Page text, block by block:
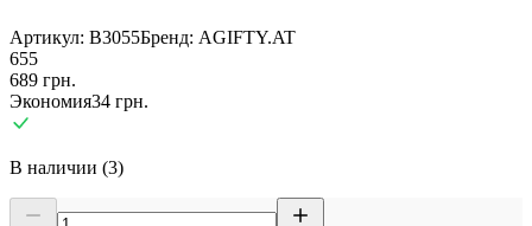
Артикул: B3055Бренд: AGIFTY.AT
655
689 грн.
Экономия34 грн.
В наличии (3)